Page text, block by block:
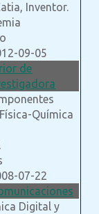
Inventor.
09-05
de
Química
07-22
Digital y